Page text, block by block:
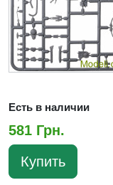
Есть в наличии
581 Грн.
Купить